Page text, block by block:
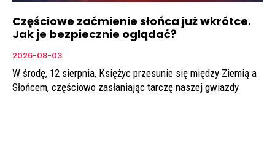
Częściowe zaćmienie słońca już wkrótce.
Jak je bezpiecznie oglądać?
2026-08-03
W środę, 12 sierpnia, Księżyc przesunie się między Ziemią a
Słońcem, częściowo zasłaniając tarczę naszej gwiazdy